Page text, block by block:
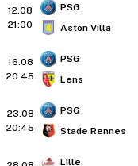
12.08
21:00
PSG
Aston Villa
16.08
20:45
PSG
Lens
23.08
20:45
PSG
Stade Rennes
Lille